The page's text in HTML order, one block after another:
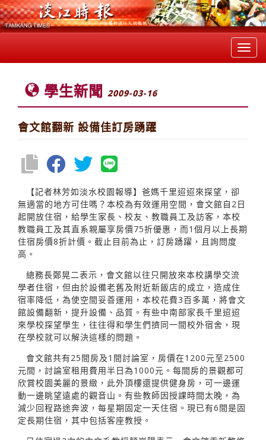
學生新聞 2009-03-16
會文館翻新 設備佳訂房踴躍
【記者林芳如淡水校園報導】爸媽千里迢迢來探望，卻
無適當的地方可住嗎？本校為有效運用空間，會文館自2日
起開放住宿，給學生家長、校友、教職員工及訪客，本校
教職員工及其直系親屬享房價75折優惠，而1個月以上長期
住宿房價8折計價。截止目前為止，訂房踴躍，且詢問度
高。
總務長鄭晃二表示，會文館以往只開放來本校講學交流
學者住宿，但由於設備老舊及附近新飯店的成立，造成住
宿率降低，為使空間妥善運用，本校花費3百多萬，將會文
館設備翻新，提升設備、品質。有些中南部家長千里迢迢
來學校探望學生，往往得和學生們擠同一間校外宿舍，現
在學校就可以解決這樣的問題。
會文館共有25間房及1間討論室，房價在1200元至2500
元間，討論室租用費用半日為1000元。每間房的景觀都可
欣賞校園美麗的景緻，此外頂樓還提供健身房，可一邊運
動一邊眺望遠處的觀音山。有些教師因授課時間太晚，為
減少回程路途奔波，每星期固定一天住宿。現已有6間是固
定長期住宿，其中包括客座教授。